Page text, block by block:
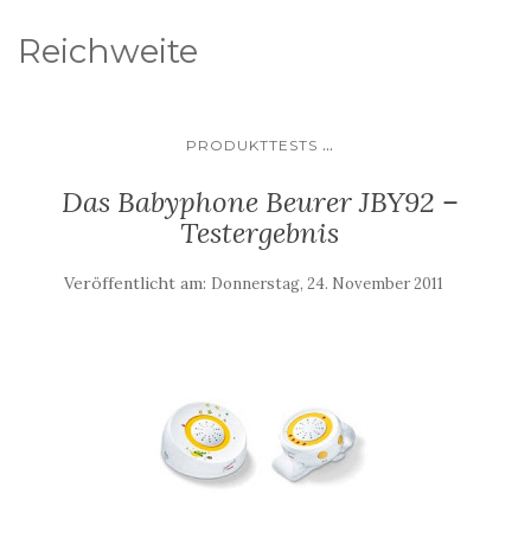
Reichweite
PRODUKTTESTS ...
Das Babyphone Beurer JBY92 –
Testergebnis
Veröffentlicht am: Donnerstag, 24. November 2011